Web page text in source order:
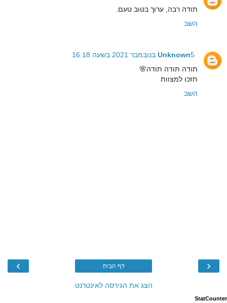
תודה רבה, ערוך בטוב טעם.
השב
Unknown5 בנובמבר 2021 בשעה 16:18
תודה תודה תודה🌸
תזכו למצוות
השב
‹
› דף הבית
הצג את הגירסה לאינטרנט
StatCounter